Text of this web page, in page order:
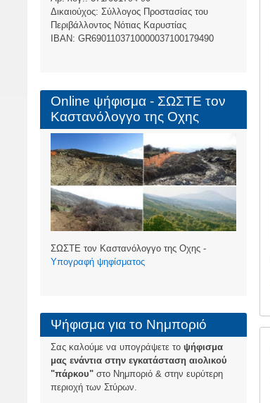
Δικαιούχος: Σύλλογος Προστασίας του
Περιβάλλοντος Νότιας Καρυστίας
ΙBAN: GR6901103710000037100179490
Online ψήφισμα - ΣΩΣΤΕ τον
Καστανόλογγο της Οχης
ΣΩΣΤΕ τον Καστανόλογγο της Οχης -
Υπογραφή ψηφίσματος
Ψήφισμα για το Νημποριό
Σας καλούμε να υπογράψετε το ψήφισμα
μας ενάντια στην εγκατάσταση αιολικού
"πάρκου"στο Νημποριό & στην ευρύτερη
περιοχή των Στύρων.